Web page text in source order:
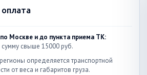
Москве и до пункта приема ТК:
свыше 15000 руб.
определяется транспортной
от веса и габаритов груза.